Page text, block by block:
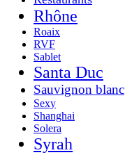
Rhône
Roaix
RVF
Sablet
Santa Duc
Sauvignon blanc
Sexy
Shanghai
Solera
Syrah